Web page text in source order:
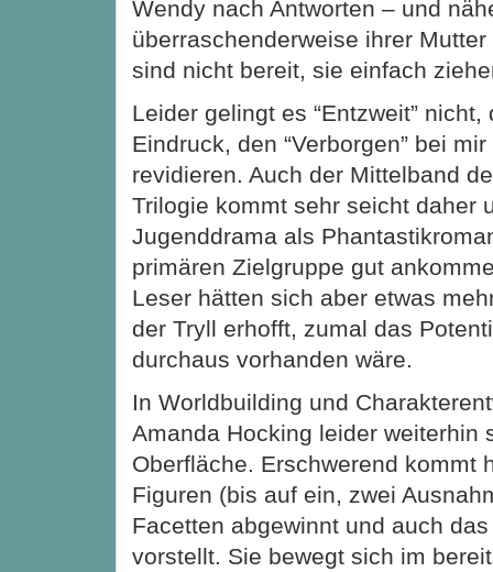
Wendy nach Antworten – und
überraschenderweise ihrer
sind nicht bereit, sie einfach
Leider gelingt es “Entzweit”
Eindruck, den “Verborgen” bei
revidieren. Auch der Mittelband
Trilogie kommt sehr seicht daher
Jugenddrama als
primären Zielgruppe gut
Leser hätten sich aber etwas
der Tryll erhofft, zumal das
durchaus vorhanden wäre.
In Worldbuilding und
Amanda Hocking leider weiterhin
Oberfläche. Erschwerend kommt
Figuren (bis auf ein, zwei
Facetten abgewinnt und auch
vorstellt. Sie bewegt sich im